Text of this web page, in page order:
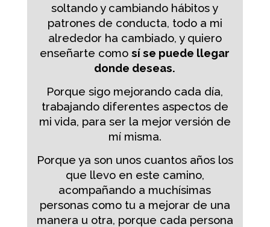
soltando y cambiando hábitos y
patrones de conducta, todo a mi
alrededor ha cambiado, y quiero
enseñarte comosí se puede llegar
donde deseas.
Porque sigo mejorando cada día,
trabajando diferentes aspectos de
mi vida, para ser la mejor versión de
mí misma.
Porque ya son unos cuantos años los
que llevo en este camino,
acompañando a muchísimas
personas como tu a mejorar de una
manera u otra, porque cada persona